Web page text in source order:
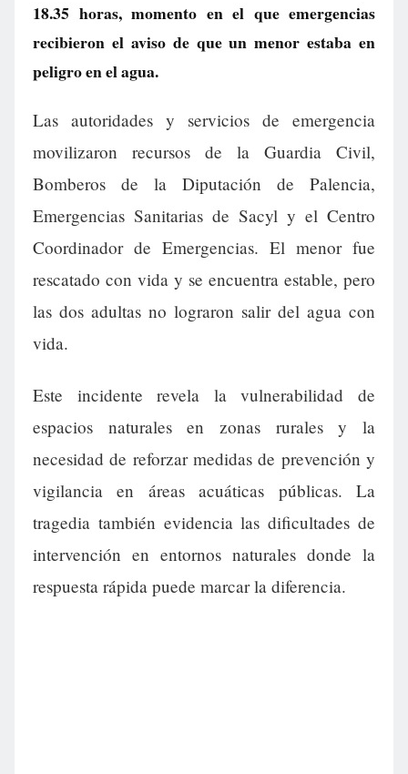
18.35 horas, momento en el que emergencias
recibieron el aviso de que un menor estaba en
peligro en el agua.
Las autoridades y servicios de emergencia
movilizaron recursos de la Guardia Civil,
Bomberos de la Diputación de Palencia,
Emergencias Sanitarias de Sacyl y el Centro
Coordinador de Emergencias. El menor fue
rescatado con vida y se encuentra estable, pero
las dos adultas no lograron salir del agua con
vida.
Este incidente revela la vulnerabilidad de
espacios naturales en zonas rurales y la
necesidad de reforzar medidas de prevención y
vigilancia en áreas acuáticas públicas. La
tragedia también evidencia las dificultades de
intervención en entornos naturales donde la
respuesta rápida puede marcar la diferencia.